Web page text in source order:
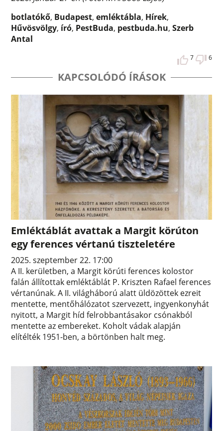
botlatókő, Budapest,emléktábla, Hírek,
Hűvösvölgy, író, PestBuda, pestbuda.hu,Szerb
Antal
7 6
KAPCSOLÓDÓ ÍRÁSOK
Emléktáblát avattak a Margit körúton
egy ferences vértanú tiszteletére
2025. szeptember 22. 17:00
A II. kerületben, a Margit körúti ferences kolostor
falán állítottak emléktáblát P. Kriszten Rafael ferences
vértanúnak. A II. világháború alatt üldözöttek ezreit
mentette, mentőhálózatot szervezett, ingyenkonyhát
nyitott, a Margit híd felrobbantásakor csónakból
mentette az embereket. Koholt vádak alapján
elítélték 1951-ben, a börtönben halt meg.